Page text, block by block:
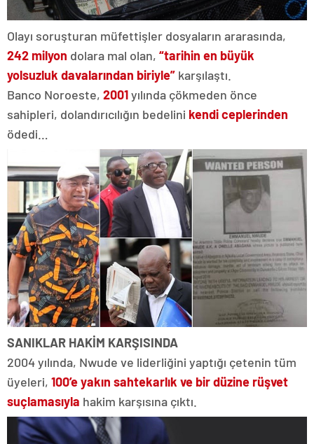
Olayı soruşturan müfettişler dosyaların ararasında,
242 milyon dolara mal olan, “tarihin en büyük
yolsuzluk davalarından biriyle” karşılaştı.
Banco Noroeste, 2001yılında çökmeden önce
sahipleri, dolandırıcılığın bedelini kendi ceplerinden
ödedi…
SANIKLAR HAKİM KARŞISINDA
2004 yılında, Nwude ve liderliğini yaptığı çetenin tüm
üyeleri, 100’e yakın sahtekarlık ve bir düzine rüşvet
suçlamasıyla hakim karşısına çıktı.